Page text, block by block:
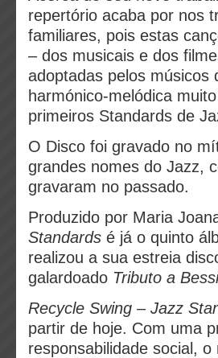
repertório acaba por nos
familiares, pois estas
– dos musicais e dos
adoptadas pelos músicos
harmónico-melódica
primeiros Standards de
O Disco foi gravado no
grandes nomes do Jazz,
gravaram no passado.
Produzido por Maria
Standards é já o quinto
realizou a sua estreia
galardoado Tributo a
Recycle Swing – Jazz
partir de hoje. Com uma
responsabilidade social,